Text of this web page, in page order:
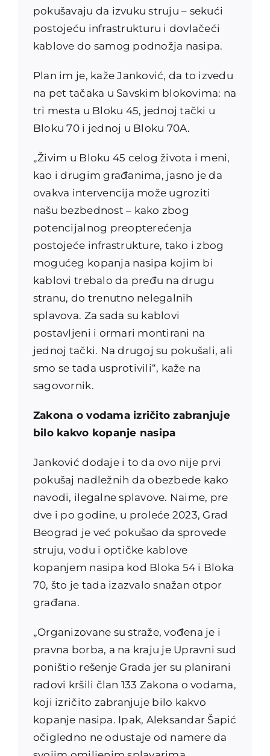
pokušavaju da izvuku struju – sekući
postojeću infrastrukturu i dovlačeći
kablove do samog podnožja nasipa.
Plan im je, kaže Janković, da to izvedu
na pet tačaka u Savskim blokovima: na
tri mesta u Bloku 45, jednoj tački u
Bloku 70 i jednoj u Bloku 70A.
„Živim u Bloku 45 celog života i meni,
kao i drugim građanima, jasno je da
ovakva intervencija može ugroziti
našu bezbednost – kako zbog
potencijalnog preopterećenja
postojeće infrastrukture, tako i zbog
mogućeg kopanja nasipa kojim bi
kablovi trebalo da pređu na drugu
stranu, do trenutno nelegalnih
splavova. Za sada su kablovi
postavljeni i ormari montirani na
jednoj tački. Na drugoj su pokušali, ali
smo se tada usprotivili“, kaže na
sagovornik.
Zakona o vodama izričito zabranjuje
bilo kakvo kopanje nasipa
Janković dodaje i to da ovo nije prvi
pokušaj nadležnih da obezbede kako
navodi, ilegalne splavove. Naime, pre
dve i po godine, u proleće 2023, Grad
Beograd je već pokušao da sprovede
struju, vodu i optičke kablove
kopanjem nasipa kod Bloka 54 i Bloka
70, što je tada izazvalo snažan otpor
građana.
„Organizovane su straže, vođena je i
pravna borba, a na kraju je Upravni sud
poništio rešenje Grada jer su planirani
radovi kršili član 133 Zakona o vodama,
koji izričito zabranjuje bilo kakvo
kopanje nasipa. Ipak, Aleksandar Šapić
očigledno ne odustaje od namere da